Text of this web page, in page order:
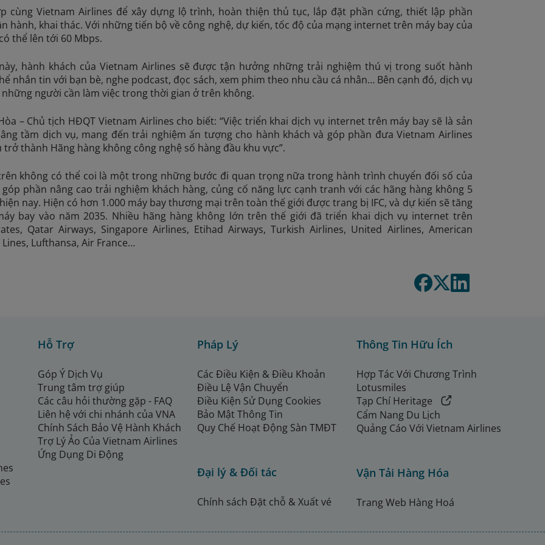
cùng Vietnam Airlines để xây dựng lộ trình, hoàn thiện thủ tục, lắp đặt phần cứng, thiết lập phần
hành, khai thác. Với những tiến bộ về công nghệ, dự kiến, tốc độ của mạng internet trên máy bay của
thể lên tới 60 Mbps.
hành khách của Vietnam Airlines sẽ được tận hưởng những trải nghiệm thú vị trong suốt hành
nhắn tin với bạn bè, nghe podcast, đọc sách, xem phim theo nhu cầu cá nhân… Bên cạnh đó, dịch vụ
người cần làm việc trong thời gian ở trên không.
– Chủ tịch HĐQT Vietnam Airlines cho biết: “Việc triển khai dịch vụ internet trên máy bay sẽ là sản
tầm dịch vụ, mang đến trải nghiệm ấn tượng cho hành khách và góp phần đưa Vietnam Airlines
thành Hãng hàng không công nghệ số hàng đầu khu vực”.
không có thể coi là một trong những bước đi quan trọng nữa trong hành trình chuyển đối số của
phần nâng cao trải nghiệm khách hàng, củng cố năng lực cạnh tranh với các hãng hàng không 5
nay. Hiện có hơn 1.000 máy bay thương mại trên toàn thế giới được trang bị IFC, và dự kiến sẽ tăng
bay vào năm 2035. Nhiều hãng hàng không lớn trên thế giới đã triển khai dịch vụ internet trên
Qatar Airways, Singapore Airlines, Etihad Airways, Turkish Airlines, United Airlines, American
Lufthansa, Air France…
Hỗ Trợ
Góp Ý Dịch Vụ
Trung tâm trợ giúp
Các câu hỏi thường gặp - FAQ
Liên hệ với chi nhánh của VNA
Chính Sách Bảo Vệ Hành Khách
Trợ Lý Ảo Của Vietnam Airlines
Ứng Dụng Di Động
Pháp Lý
Các Điều Kiện & Điều Khoản
Điều Lệ Vận Chuyển
Điều Kiện Sử Dụng Cookies
Bảo Mật Thông Tin
Quy Chế Hoạt Động Sàn TMĐT
Đại lý & Đối tác
Chính sách Đặt chỗ & Xuất vé
Thông Tin Hữu Ích
Hợp Tác Với Chương Trình
Lotusmiles
Tạp Chí Heritage
Cẩm Nang Du Lịch
Quảng Cáo Với Vietnam Airlines
Vận Tải Hàng Hóa
Trang Web Hàng Hoá